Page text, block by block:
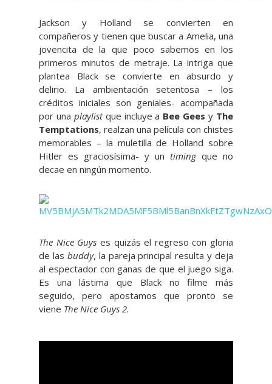
Jackson y Holland se convierten en
compañeros y tienen que buscar a Amelia, una
jovencita de la que poco sabemos en los
primeros minutos de metraje. La intriga que
plantea Black se convierte en absurdo y
delirio. La ambientación setentosa – los
créditos iniciales son geniales- acompañada
por una playlistque incluye a Bee Gees y The
Temptations, realzan una película con chistes
memorables – la muletilla de Holland sobre
Hitler es graciosísima- y un timingque no
decae en ningún momento.
The Nice Guys es quizás el regreso con gloria
de las buddy, la pareja principal resulta y deja
al espectador con ganas de que el juego siga.
Es una lástima que Black no filme más
seguido, pero apostamos que pronto se
viene The Nice Guys 2.